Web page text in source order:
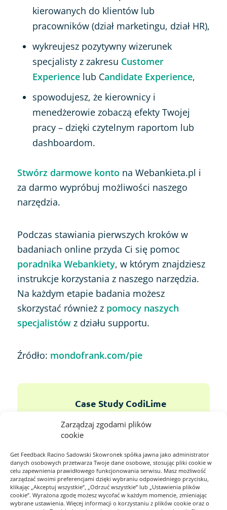
Zarządzaj zgodami plików
cookie
Get Feedback Racino Sadowski Skowronek spółka jawna jako administrator
danych osobowych przetwarza Twoje dane osobowe, stosując pliki cookie w
celu zapewnienia prawidłowego funkcjonowania serwisu. Masz możliwość
zarządzać swoimi preferencjami dzięki wybraniu odpowiedniego przycisku,
klikając „Akceptuj wszystkie”, „Odrzuć wszystkie” lub „Ustawienia plików
cookie”. Wyrażona zgodę możesz wycofać w każdym momencie, zmieniając
wybrane ustawienia. Więcej informacji o korzystaniu z plików cookie oraz o
kierowanych do klientów lub
pracowników (dział marketingu, dział HR),
wykreujesz pozytywny wizerunek
specjalisty z zakresu Customer
Experience lub Candidate Experience,
spowodujesz, że kierownicy i
menedżerowie zobaczą efekty Twojej
pracy – dzięki czytelnym raportom lub
dashboardom.
Stwórz darmowe konto na Webankieta.pl i
za darmo wypróbuj możliwości naszego
narzędzia.
Podczas stawiania pierwszych kroków w
badaniach online przyda Ci się pomoc
poradnika Webankiety, w którym znajdziesz
instrukcje korzystania z naszego narzędzia.
Na każdym etapie badania możesz
skorzystać również z pomocy naszych
specjalistówz działu supportu.
Źródło: mondofrank.com/pie
Case Study CodiLime
Sprawdź przed jakim
w badaniu satysfakcji
pracowników i jak
Webankieta pomogła
firmie wdrożyć system do